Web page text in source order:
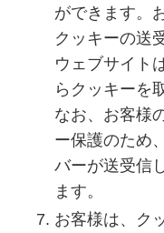
ができます。
クッキーの送
ウェブサイト
らクッキーを
なお、お客様
ー保護のため
バーが送受信
ます。
お客様は、ク